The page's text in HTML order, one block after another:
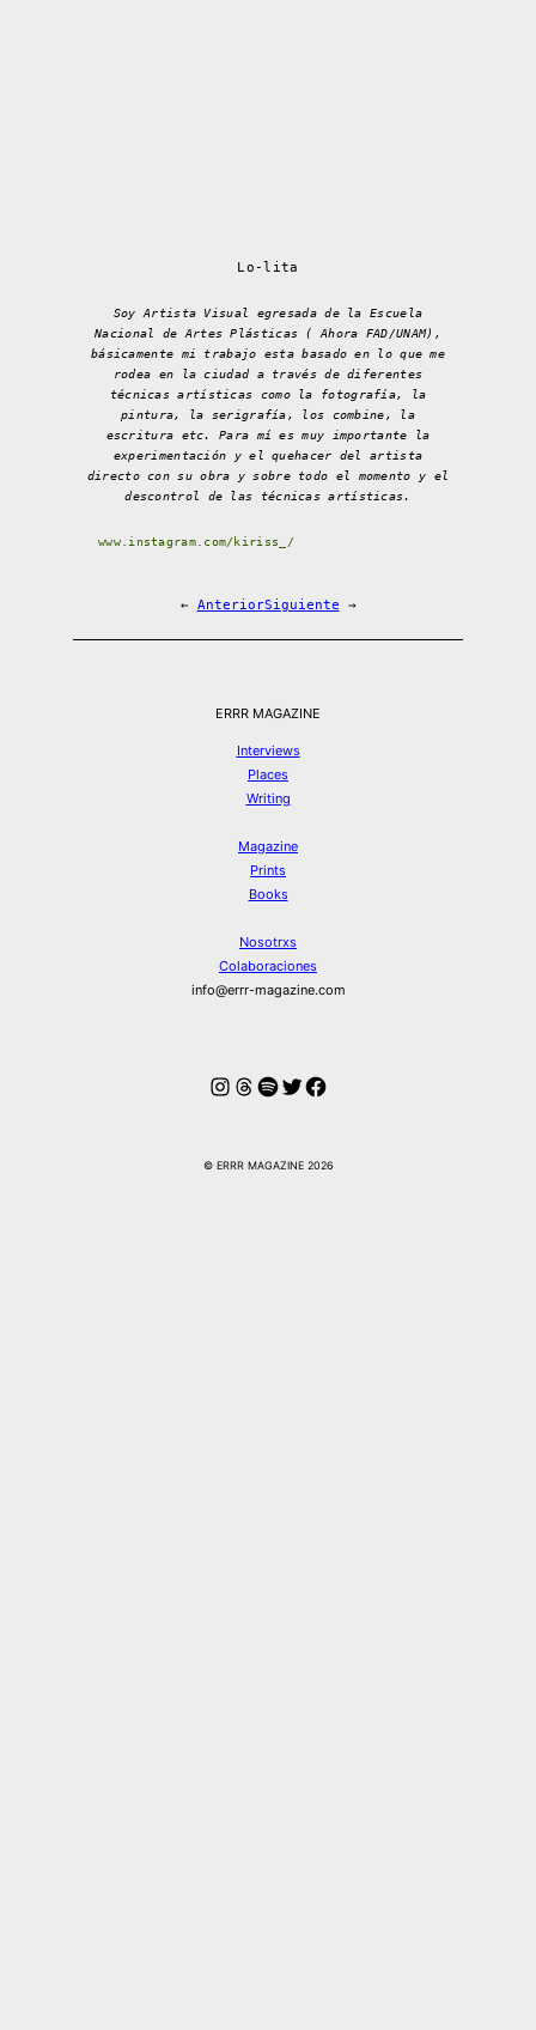
Lo-lita
Soy Artista Visual egresada de la Escuela
Nacional de Artes Plásticas ( Ahora FAD/UNAM),
básicamente mi trabajo esta basado en lo que me
rodea en la ciudad a través de diferentes
técnicas artísticas como la fotografía, la
pintura, la serigrafía, los combine, la
escritura etc. Para mí es muy importante la
experimentación y el quehacer del artista
directo con su obra y sobre todo el momento y el
descontrol de las técnicas artísticas.
www.instagram.com/kiriss_/
← AnteriorSiguiente →
ERRR MAGAZINE
Interviews
Places
Writing
Magazine
Prints
Books
Nosotrxs
Colaboraciones
info@errr-magazine.com
Instagram
Hilos
Spotify
Twitter
Facebook
© ERRR MAGAZINE 2026